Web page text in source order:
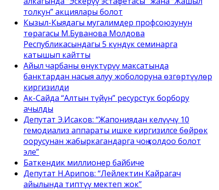
толкун” акциялары болот
Кызыл-Кыядагы мугалимдер профсоюзунун
төрагасы М.Буванова Молдова
Республикасындагы 5 күндүк семинарга
катышып кайтты
Айыл чарбаны өнүктүрүү максатында
банктардан насыя алуу жоболоруна өзгөртүүлөр
киргизилди
Ак-Сайда “Алтын түйүн” ресурстук борбору
ачылды
Депутат Э.Исаков: “Жапониядан келүүчү 10
гемодиализ аппараты ишке киргизилсе бөйрөк
оорусунан жабыркагандарга чоң колдоо болот
эле”
Баткендик миллионер байбиче
Депутат Н.Арипов: “Лейлектин Кайрагач
айылында типтүү мектеп жок”